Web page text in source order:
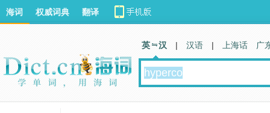
海词 权威词典 翻译
英 汉 | 汉语 | 上海话 广